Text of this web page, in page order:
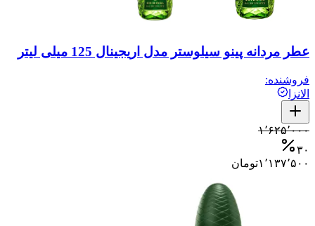
عطر مردانه پینو سیلوستر مدل اریجینال 125 میلی لیتر
فروشنده:
الانزا
۱٬۶۲۵٬۰۰۰
۳۰
۱٬۱۳۷٬۵۰۰تومان